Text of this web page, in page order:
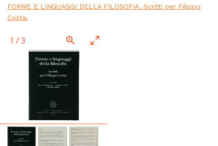
FORME E LINGUAGGI DELLA FILOSOFIA. Scritti per Filippo
Costa.
1 /3